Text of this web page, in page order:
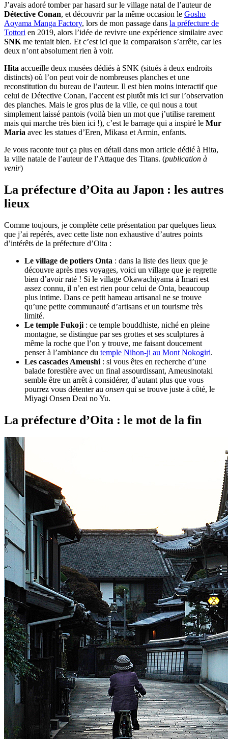
J’avais adoré tomber par hasard sur le village natal de l’auteur de
Détective Conan, et découvrir par la même occasion le Gosho
Aoyama Manga Factory, lors de mon passage dans la préfecture de
Tottori en 2019, alors l’idée de revivre une expérience similaire avec
SNK me tentait bien. Et c’est ici que la comparaison s’arrête, car les
deux n’ont absolument rien à voir.
Hita accueille deux musées dédiés à SNK (situés à deux endroits
distincts) où l’on peut voir de nombreuses planches et une
reconstitution du bureau de l’auteur. Il est bien moins interactif que
celui de Détective Conan, l’accent est plutôt mis ici sur l’observation
des planches. Mais le gros plus de la ville, ce qui nous a tout
simplement laissé pantois (voilà bien un mot que j’utilise rarement
mais qui marche très bien ici !), c’est le barrage qui a inspiré le Mur
Maria avec les statues d’Eren, Mikasa et Armin, enfants.
Je vous raconte tout ça plus en détail dans mon article dédié à Hita,
la ville natale de l’auteur de l’Attaque des Titans. (publication à
venir)
La préfecture d’Oita au Japon : les autres
lieux
Comme toujours, je complète cette présentation par quelques lieux
que j’ai repérés, avec cette liste non exhaustive d’autres points
d’intérêts de la préfecture d’Oita :
Le village de potiers Onta : dans la liste des lieux que je
découvre après mes voyages, voici un village que je regrette
bien d’avoir raté ! Si le village Okawachiyama à Imari est
assez connu, il n’en est rien pour celui de Onta, beaucoup
plus intime. Dans ce petit hameau artisanal ne se trouve
qu’une petite communauté d’artisans et un tourisme très
limité.
Le temple Fukoji : ce temple bouddhiste, niché en pleine
montagne, se distingue par ses grottes et ses sculptures à
même la roche que l’on y trouve, me faisant doucement
penser à l’ambiance du temple Nihon-ji au Mont Nokogiri.
Les cascades Ameushi : si vous êtes en recherche d’une
balade forestière avec un final assourdissant, Ameusinotaki
semble être un arrêt à considérer, d’autant plus que vous
pourrez vous détenter au onsen qui se trouve juste à côté, le
Miyagi Onsen Deai no Yu.
La préfecture d’Oita : le mot de la fin